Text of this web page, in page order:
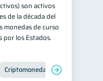
son activos
de la década del
de curso
por los Estados.
Criptomonedas